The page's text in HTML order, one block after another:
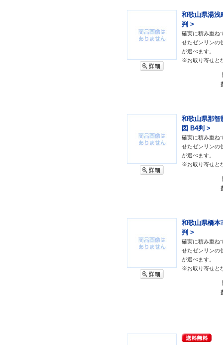
和歌山県湯浅
判 >
確実に積み重ね
せたゼンリンの
が選べます。
※お取り寄せと
和歌山県那智
図 B4判 >
確実に積み重ね
せたゼンリンの
が選べます。
※お取り寄せと
和歌山県橋本
判 >
確実に積み重ね
せたゼンリンの
が選べます。
※お取り寄せと